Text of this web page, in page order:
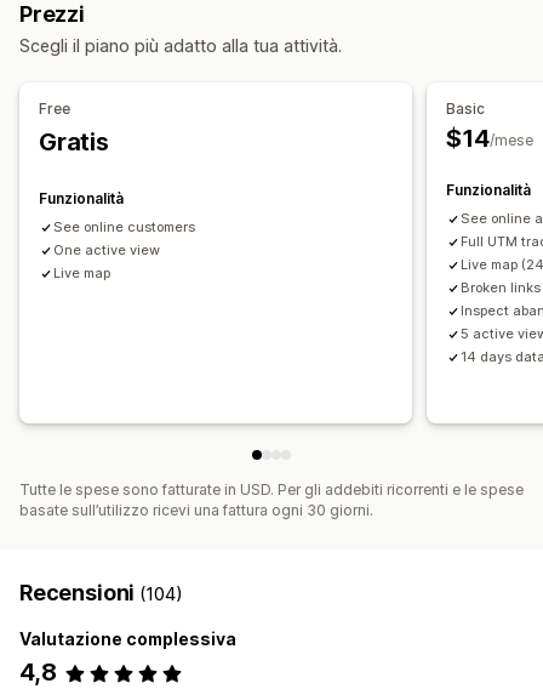
Visualizzazioni delle pagine
Link danneggiati Analisi della fedeltà dei clienti
Marketing e vendite
Dati sui profitti
Analisi del funnel
Monitoraggio UTM
Carrello abbandonato
Analisi storica dei dati Notifiche Conformità al GDPR
Prezzi
Scegli il piano più adatto alla tua attività.
Free
Gratis
Funzionalità
See online customers
One active view
Live map
Basic
$14/mese
Funzionalità
See online
Full UTM
Live map
Broken
Inspect
5 active
14 days
Tutte le spese sono fatturate in USD. Per gli addebiti ricorrenti e le spese
basate sull’utilizzo ricevi una fattura ogni 30 giorni.
Recensioni (104)
Valutazione complessiva
4,8